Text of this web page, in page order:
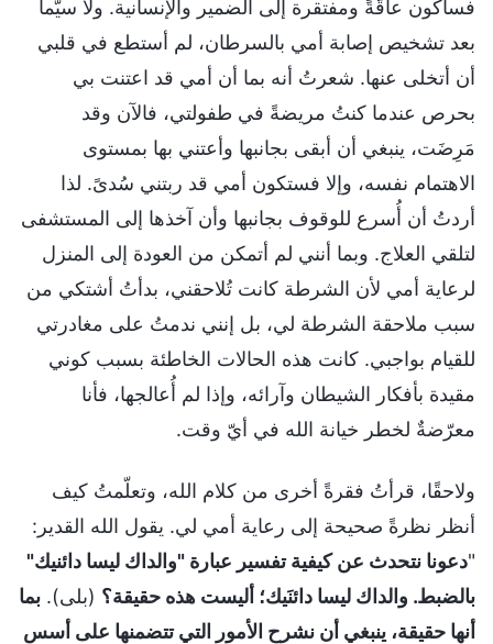
فسأكون عاقّةً ومفتقرة إلى الضمير والإنسانية. ولا سيّما
بعد تشخيص إصابة أمي بالسرطان، لم أستطع في قلبي
أن أتخلى عنها. شعرتُ أنه بما أن أمي قد اعتنت بي
بحرص عندما كنتُ مريضةً في طفولتي، فالآن وقد
مَرِضَت، ينبغي أن أبقى بجانبها وأعتني بها بمستوى
الاهتمام نفسه، وإلا فستكون أمي قد ربتني سُدىً. لذا
أردتُ أن أُسرع للوقوف بجانبها وأن آخذها إلى المستشفى
لتلقي العلاج. وبما أنني لم أتمكن من العودة إلى المنزل
لرعاية أمي لأن الشرطة كانت تُلاحقني، بدأتُ أشتكي من
سبب ملاحقة الشرطة لي، بل إنني ندمتُ على مغادرتي
للقيام بواجبي. كانت هذه الحالات الخاطئة بسبب كوني
مقيدة بأفكار الشيطان وآرائه، وإذا لم أُعالجها، فأنا
معرّضةٌ لخطر خيانة الله في أيّ وقت.
ولاحقًا، قرأتُ فقرةً أخرى من كلام الله، وتعلّمتُ كيف
أنظر نظرةً صحيحة إلى رعاية أمي لي. يقول الله القدير:
"دعونا نتحدث عن كيفية تفسير عبارة "والداك ليسا دائنيك"
بالضبط. والداك ليسا دائنَيك؛ أليست هذه حقيقة؟ (بلى). بما
أنها حقيقة، ينبغي أن نشرح الأمور التي تتضمنها على أسس